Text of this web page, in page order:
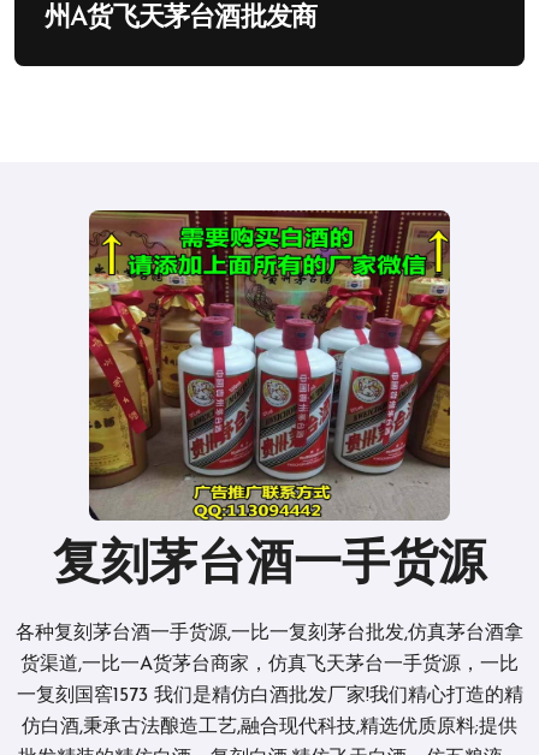
州A货飞天茅台酒批发商
复刻茅台酒一手货源
各种复刻茅台酒一手货源,一比一复刻茅台批发,仿真茅台酒拿
货渠道,一比一A货茅台商家，仿真飞天茅台一手货源，一比
一复刻国窖1573 我们是精仿白酒批发厂家!我们精心打造的精
仿白酒,秉承古法酿造工艺,融合现代科技,精选优质原料;提供